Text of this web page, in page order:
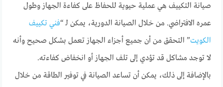
صيانة التكييف هي عملية حيوية للحفاظ على كفاءة الجهاز وطول
عمره الافتراضي. من خلال الصيانة الدورية، يمكن لـ “فني تكييف
الكويت” التحقق من أن جميع أجزاء الجهاز تعمل بشكل صحيح وأنه
لا توجد مشاكل قد تؤدي إلى تلف الجهاز أو انخفاض كفاءته.
بالإضافة إلى ذلك، يمكن أن تساعد الصيانة في توفير الطاقة من خلال